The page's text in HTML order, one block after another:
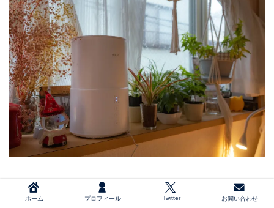
以前、使っていた加湿器は見た目重視で旦那が買って
ホーム プロフィール Twitter お問い合わせ